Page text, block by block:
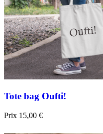
Tote bag Oufti!
Prix 15,00 €